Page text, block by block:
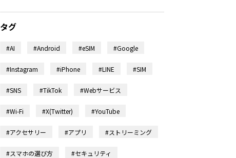
タグ
#AI #Android #eSIM #Google
#Instagram #iPhone #LINE #SIM
#SNS #TikTok #Webサービス
#Wi-Fi #X(Twitter) #YouTube
#アクセサリー #アプリ #ストリーミング
#スマホの選び方 #セキュリティ